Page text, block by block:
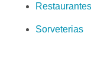
Restaurantes
Sorveterias